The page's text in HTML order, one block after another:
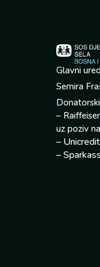
Glavni ured
Semira
–
uz poziv
–
–